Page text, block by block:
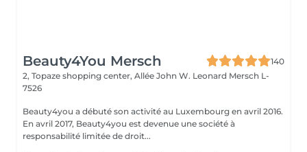
Beauty4You Mersch
140
2, Topaze shopping center, Allée John W. Leonard Mersch L-
7526
Beauty4you a débuté son activité au Luxembourg en avril 2016.
En avril 2017, Beauty4you est devenue une société à
responsabilité limitée de droit...